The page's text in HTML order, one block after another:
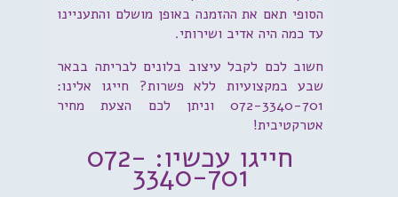
הסופי תאם את ההזמנה באופן מושלם והתעניינו
עד כמה היה אדיב ושירותי.
חשוב לכם לקבל עיצוב בלונים לבריתה בבאר
שבע במקצועיות ללא פשרות? חייגו אלינו:
072-3340-701 וניתן לכם הצעת מחיר
אטרקטיבית!
חייגו עכשיו: 072-
3340-701